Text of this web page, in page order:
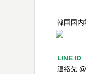
韓国国内
LINE ID
連絡先